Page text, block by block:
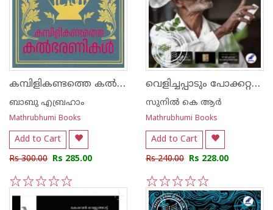
കമ്പിളികണ്ടത്തെ കൽഭരണികൾ
ബാബു എബ്രഹാം
Mathrubhumi Books
Add to Cart
Rs 300.00 Rs 285.00
5
4
3
1
വെളിച്ചപ്പാടും പോക്കറ്റടിക്കാരും
സുനിൽ കെ ആർ
Mathrubhumi Books
Add to Cart
Rs 240.00 Rs 228.00
5
4
3
2
1